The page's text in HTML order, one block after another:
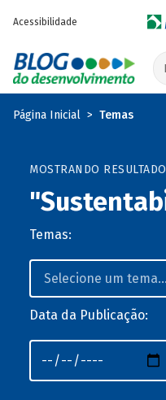
Acessibilidade
Página Inicial Temas
MOSTRANDO
Temas:
Data da Publicação: